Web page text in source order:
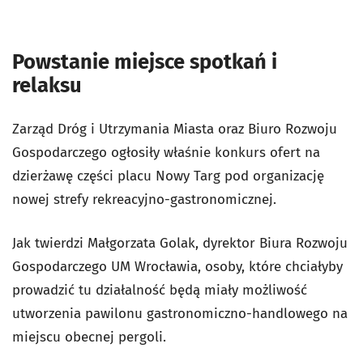
Powstanie miejsce spotkań i
relaksu
Zarząd Dróg i Utrzymania Miasta oraz Biuro Rozwoju
Gospodarczego ogłosiły właśnie konkurs ofert na
dzierżawę części placu Nowy Targ pod organizację
nowej strefy rekreacyjno-gastronomicznej.
Jak twierdzi Małgorzata Golak, dyrektor Biura Rozwoju
Gospodarczego UM Wrocławia, osoby, które chciałyby
prowadzić tu działalność będą miały możliwość
utworzenia pawilonu gastronomiczno-handlowego na
miejscu obecnej pergoli.